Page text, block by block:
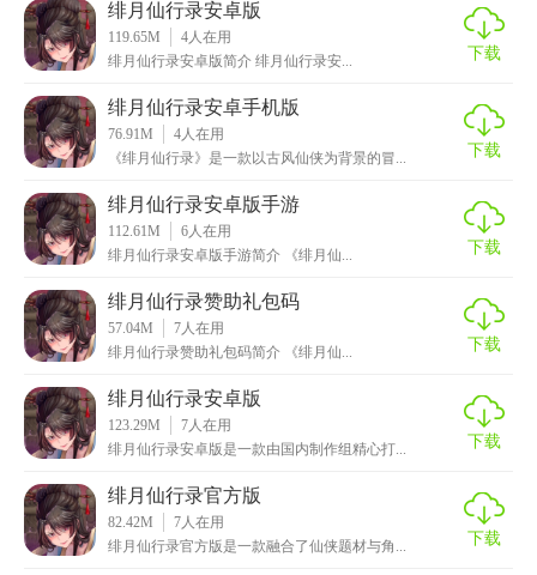
断修炼和学习来提升自己的仙术等级和效果。同时，玩家还
可以根据敌人的类型和特点，合理搭配自己的仙术和技能，
以取得最佳的战斗效果。
绯月仙行录手机版攻略
1. 合理利用资源：游戏中的资源有限，玩家需要合理分配自
己的资源，包括灵石、丹药等，以提升自己的修为和战斗
力。
2. 关注剧情走向：游戏中的剧情走向会影响游戏结局。因
此，玩家需要多关注游戏中的选项和对话，尽量保持剧情的
3. 善用存档功能：为了避免资源浪费和进度丢失，玩家需要
善用存档功能。同时，在关键时刻也要敢于尝试新的选择和
路径，以丰富自己的游戏体验。
绯月仙行录手机版测评
绯月仙行录安卓版
119.65M 4 人在用
绯月仙行录安卓版简介 绯月仙行录安...
下载
绯月仙行录安卓手机版
76.91M 4 人在用
《绯月仙行录》是一款以古风仙侠为背景的冒...
下载
绯月仙行录安卓版手游
112.61M 6 人在用
绯月仙行录安卓版手游简介 《绯月仙...
下载
绯月仙行录赞助礼包码
57.04M 7 人在用
绯月仙行录赞助礼包码简介 《绯月仙...
下载
绯月仙行录安卓版
123.29M 7 人在用
绯月仙行录安卓版是一款由国内制作组精心打...
下载
绯月仙行录官方版
82.42M 7 人在用
绯月仙行录官方版是一款融合了仙侠题材与角...
下载